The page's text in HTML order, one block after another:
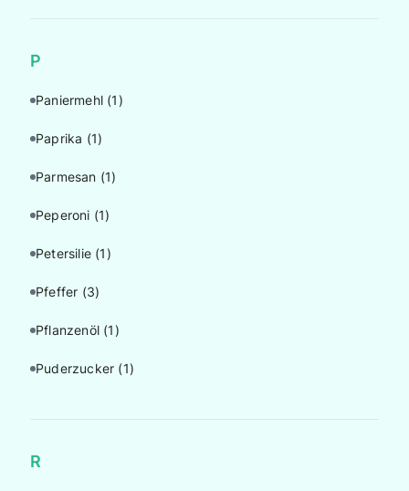
P
Paniermehl (1)
Paprika (1)
Parmesan (1)
Peperoni (1)
Petersilie (1)
Pfeffer (3)
Pflanzenöl (1)
Puderzucker (1)
R